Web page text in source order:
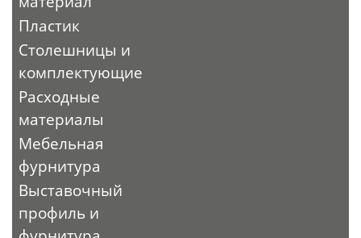
Пластик
Столешницы и
комплектующие
Расходные
материалы
Мебельная
фурнитура
Выставочный
профиль и